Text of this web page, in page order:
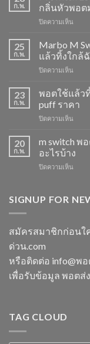
ก.พ.
กลิ่นหัวพอต
ปิดความเห็น
15K
วิธี
ดูด
ไม่
ให้
หัว
โบ
พีช
กลิ่น
ตมา
25
ก.พ.
Marbo M
แล้วทิ้งใกล้
ปิดความเห็น
M
15K
หัว
โบ
องุ่น
ขาย
แล้ว
ฉัน
23
ก.พ.
พอตใช้แล้ว
puff ราคา
ปิดความเห็น
แล้ว
ทิ้ง
ส่ง
ชาร์จ
vmc
ราคา
20
ก.พ.
m switch พ
อะไรบ้าง
ปิดความเห็น
พอต
ice
โบ
มี
SIGNUP FOR
สมัครสมาชิกก่อนใ
ด่วน.com
หรือติดต่อ info@พ
เพื่อรับข้อมูล พอตส่
TAG CLOUD